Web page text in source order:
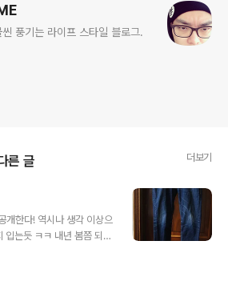
풍기는 라이프 스타일 블로그.
른 글 더보기
개한다! 역시나 생각 이상으
입는듯 ㅋㅋ 내년 봄쯤 되면
다니까 ㅋㅋ